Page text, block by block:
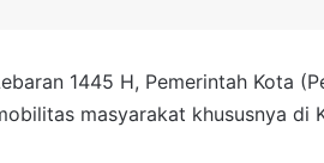
1445 H, Pemerintah Kota
masyarakat khususnya di